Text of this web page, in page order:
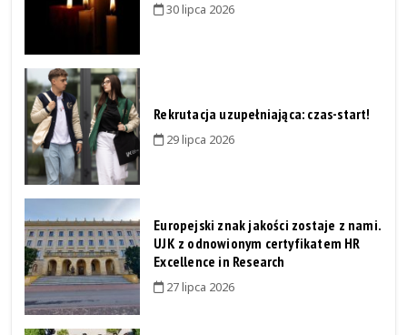
30 lipca 2026
Rekrutacja uzupełniająca: czas-start!
29 lipca 2026
Europejski znak jakości zostaje z nami.
UJK z odnowionym certyfikatem HR
Excellence in Research
27 lipca 2026